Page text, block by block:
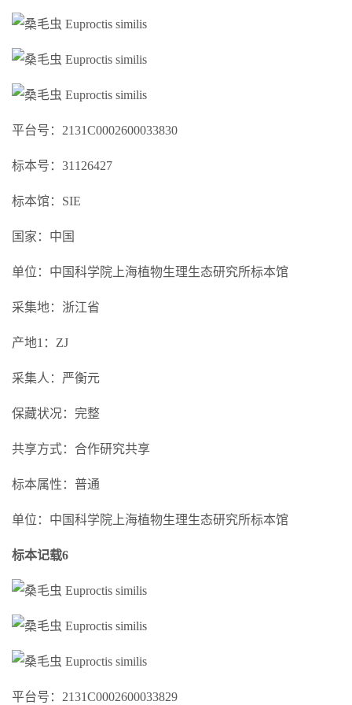
平台号：2131C0002600033830
标本号：31126427
标本馆：SIE
国家：中国
单位：中国科学院上海植物生理生态研究所标本馆
采集地：浙江省
产地1：ZJ
采集人：严衡元
保藏状况：完整
共享方式：合作研究共享
标本属性：普通
单位：中国科学院上海植物生理生态研究所标本馆
标本记载6
平台号：2131C0002600033829